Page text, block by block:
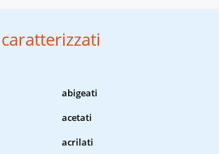
caratterizzati
abigeati
acetati
acrilati